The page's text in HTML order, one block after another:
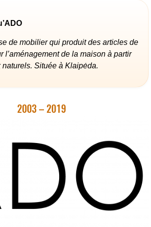
de mobilier qui produit des articles de
l’aménagement de la maison à partir
naturels. Située à Klaipėda.
2003 – 2019